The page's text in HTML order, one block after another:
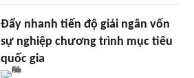
Đẩy nhanh tiến độ giải ngân vốn
sự nghiệp chương trình mục tiêu
quốc gia